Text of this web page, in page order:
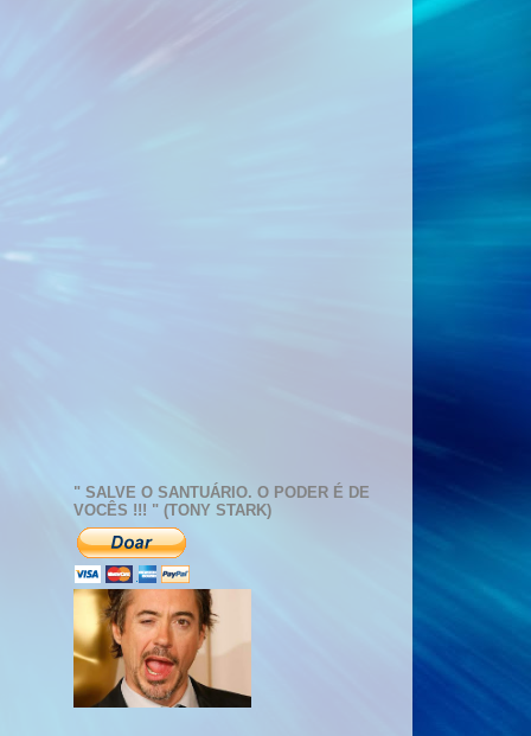
" SALVE O SANTUÁRIO. O PODER É DE
VOCÊS !!! " (TONY STARK)